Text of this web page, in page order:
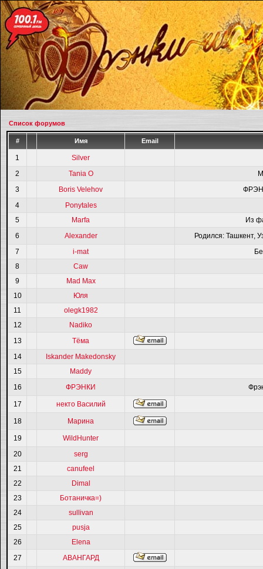
Список форумов
# Имя Email
1
Silver
2
Tania O
3
Boris Velehov
4
Ponytales
5
Marfa
Из
6
Alexander
Родился: Ташкент,
7
i-mat
8
Caw
9
Mad Max
10
Юля
11
olegk1982
12
Nadiko
13
Тёма
14
Iskander Makedonsky
15
Maddy
16
ФРЭНКИ
17 некто Василий
18 Марина
19
WildHunter
20
serg
21
canufeel
22
Dimal
23
Ботаничка=)
24
sullivan
25
pusja
26
Elena
27
АВАНГАРД